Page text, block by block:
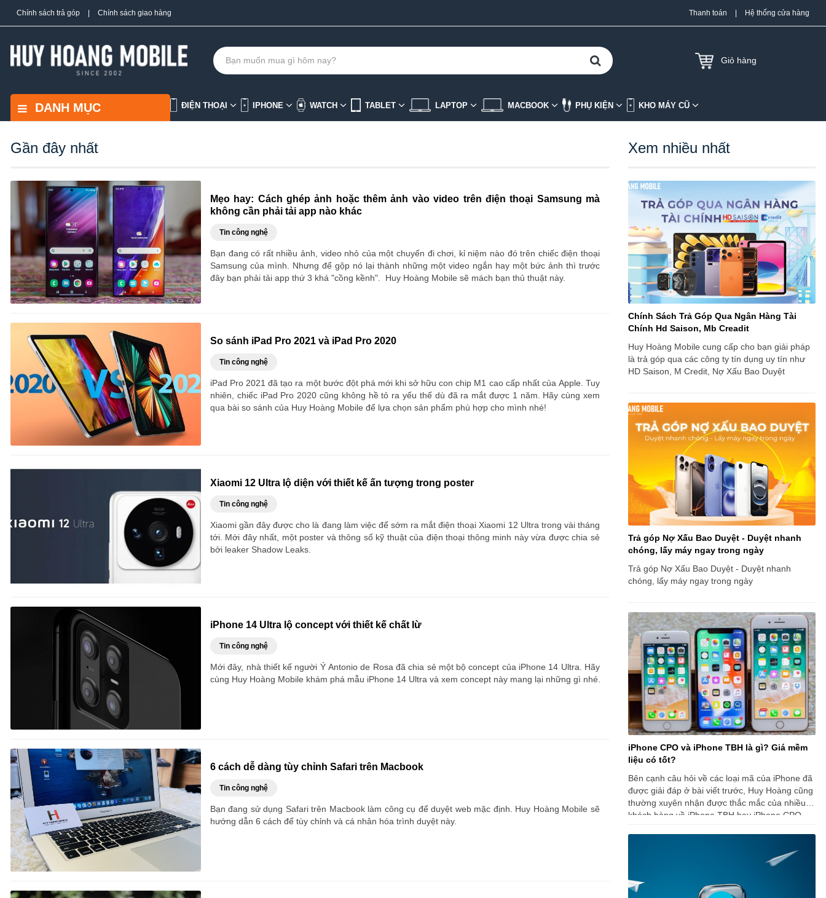
Chính sách trả góp Chính sách giao hàng Thanh toán Hệ thống cửa hàng
Giỏ hàng
DANH MỤC ĐIỆN THOẠI IPHONE WATCH TABLET LAPTOP MACBOOK PHỤ KIỆN KHO MÁY CŨ
Gần đây nhất
Mẹo hay: Cách ghép ảnh hoặc thêm ảnh vào video trên điện thoại Samsung mà
không cần phải tải app nào khác
Tin công nghệ
Bạn đang có rất nhiều ảnh, video nhỏ của một chuyến đi chơi, kỉ niệm nào đó trên chiếc điện thoại
Samsung của mình. Nhưng để gộp nó lại thành những một video ngắn hay một bức ảnh thì trước
đây bạn phải tải app thứ 3 khá "cồng kềnh". Huy Hoàng Mobile sẽ mách bạn thủ thuật này.
So sánh iPad Pro 2021 và iPad Pro 2020
Tin công nghệ
iPad Pro 2021 đã tạo ra một bước đột phá mới khi sở hữu con chip M1 cao cấp nhất của Apple. Tuy
nhiên, chiếc iPad Pro 2020 cũng không hề tỏ ra yếu thế dù đã ra mắt được 1 năm. Hãy cùng xem
qua bài so sánh của Huy Hoàng Mobile để lựa chọn sản phẩm phù hợp cho mình nhé!
Xiaomi 12 Ultra lộ diện với thiết kế ấn tượng trong poster
Tin công nghệ
Xiaomi gần đây được cho là đang làm việc để sớm ra mắt điện thoại Xiaomi 12 Ultra trong vài tháng
tới. Mới đây nhất, một poster và thông số kỹ thuật của điện thoại thông minh này vừa được chia sẻ
bởi leaker Shadow Leaks.
iPhone 14 Ultra lộ concept với thiết kế chất lừ
Tin công nghệ
Mới đây, nhà thiết kế người Ý Antonio de Rosa đã chia sẻ một bộ concept của iPhone 14 Ultra. Hãy
cùng Huy Hoàng Mobile khám phá mẫu iPhone 14 Ultra và xem concept này mang lại những gì nhé.
6 cách dễ dàng tùy chỉnh Safari trên Macbook
Tin công nghệ
Bạn đang sử dụng Safari trên Macbook làm công cụ để duyệt web mặc định. Huy Hoàng Mobile sẽ
hướng dẫn 6 cách để tùy chỉnh và cá nhân hóa trình duyệt này.
Xem nhiều nhất
Chính Sách Trả Góp Qua Ngân Hàng Tài
Chính Hd Saison, Mb Creadit
Huy Hoàng Mobile cung cấp cho bạn giải pháp
là trả góp qua các công ty tín dụng uy tín như
HD Saison, M Credit, Nợ Xấu Bao Duyệt
Trả góp Nợ Xấu Bao Duyệt - Duyệt nhanh
chóng, lấy máy ngay trong ngày
Trả góp Nợ Xấu Bao Duyệt - Duyệt nhanh
chóng, lấy máy ngay trong ngày
iPhone CPO và iPhone TBH là gì? Giá mềm
liệu có tốt?
Bên cạnh câu hỏi về các loại mã của iPhone đã
được giải đáp ở bài viết trước, Huy Hoàng cũng
thường xuyên nhận được thắc mắc của nhiều
khách hàng về iPhone TBH hay iPhone CPO.